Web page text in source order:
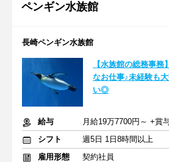
ペンギン水族館
長崎ペンギン水族館
【水族館の総務事
なお仕事♪未経験も
い◎
給与
月給19万7700円～ +賞
シフト
週5日 1日8時間以上
雇用形態
契約社員